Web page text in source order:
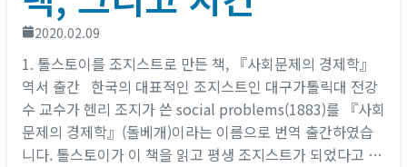
2020.02.09
1. 톨스토이를 조지스트로 만든 책, 『사회문제의 경제학』
역서 출간 한국의 대표적인 조지스트인 대구가톨릭대 전강
수 교수가 헨리 조지가 쓴 social problems(1883)를 『사회
문제의 경제학』(돌베개)이라는 이름으로 번역 출간하였습
니다. 톨스토이가 이 책을 읽고 평생 조지스트가 되었다고 하